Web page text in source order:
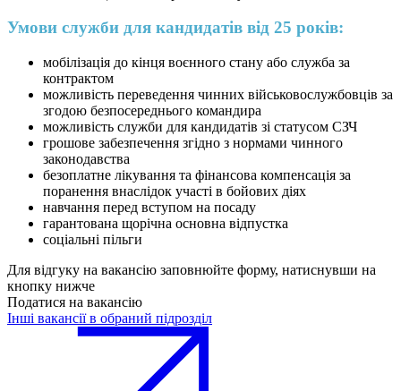
Умови служби для кандидатів від 25 років:
мобілізація до кінця воєнного стану або служба за
контрактом
можливість переведення чинних військовослужбовців за
згодою безпосереднього командира
можливість служби для кандидатів зі статусом СЗЧ
грошове забезпечення згідно з нормами чинного
законодавства
безоплатне лікування та фінансова компенсація за
поранення внаслідок участі в бойових діях
навчання перед вступом на посаду
гарантована щорічна основна відпустка
соціальні пільги
Для відгуку на вакансію заповнюйте форму, натиснувши на
кнопку нижче
Податися на вакансію
Інші вакансії в обраний підрозділ